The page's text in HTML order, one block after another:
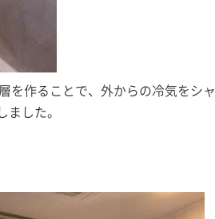
を作ることで、外からの冷気をシャ
ました。